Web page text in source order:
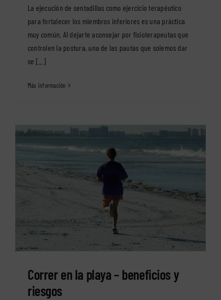
La ejecución de sentadillas como ejercicio terapéutico
para fortalecer los miembros inferiores es una práctica
muy común. Al dejarte aconsejar por fisioterapeutas que
controlen la postura, una de las pautas que solemos dar
se [...]
Más información
Correr en la playa – beneficios y
riesgos